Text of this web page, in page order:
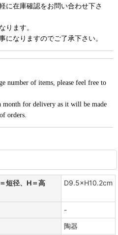
に在庫確認をお問い合わせ下さ
ります。
になりますのでご了承下さい。
number of items, please feel free to
month for delivery as it will be made
orders.
短径、H＝高
D9.5×H10.2cm
-
陶器